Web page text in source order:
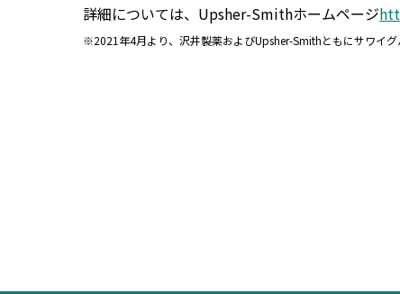
詳細については、Upsher-Smithホームページ
※2021年4月より、沢井製薬およびUpsher-Smithともにサワイ